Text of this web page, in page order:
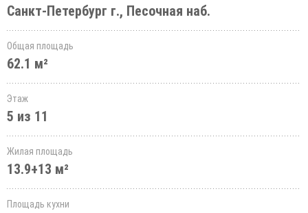
Санкт-Петербург г., Песочная наб.
Общая площадь
62.1 м²
Этаж
5 из 11
Жилая площадь
13.9+13 м²
Площадь кухни